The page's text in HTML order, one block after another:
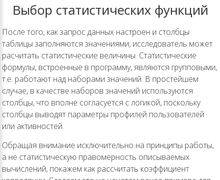
Выбор статистических функций
После того, как запрос данных настроен и столбцы
таблицы заполняются значениями, исследователь может
расчитать статистические величины. Статистические
формулы, встроенные в программу, являются групповыми,
т.е. работают над наборами значений. В простейшем
случае, в качестве наборов значений используются
столбцы, что вполне согласуется с логикой, поскольку
столбцы выводят параметры профилей пользователей
или активностей.
Обращая внимание исключительно на принципы работы,
а не статистическую правомерность описываемых
вычислений, покажем как рассчитать коэффициент